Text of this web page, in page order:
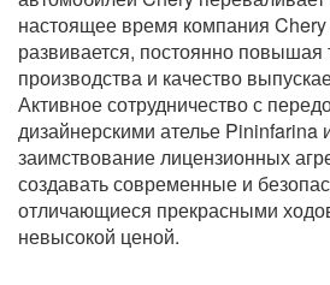
настоящее время компания
развивается, постоянно повышая
производства и качество
Активное сотрудничество с
дизайнерскими ателье Pininfarina
заимствование лицензионных
создавать современные и
отличающиеся прекрасными
невысокой ценой.